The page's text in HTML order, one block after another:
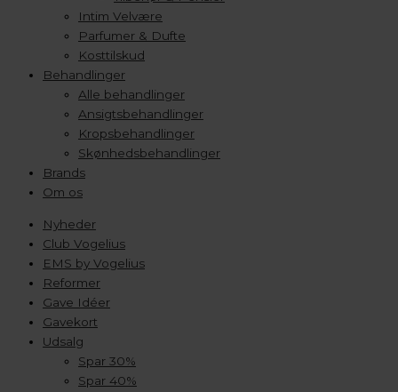
Intim Velvære
Parfumer & Dufte
Kosttilskud
Behandlinger
Alle behandlinger
Ansigtsbehandlinger
Kropsbehandlinger
Skønhedsbehandlinger
Brands
Om os
Nyheder
Club Vogelius
EMS by Vogelius
Reformer
Gave Idéer
Gavekort
Udsalg
Spar 30%
Spar 40%